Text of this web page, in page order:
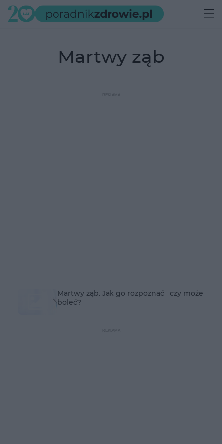
martwy ząb
Martwy ząb. Jak go rozpoznać i czy może
boleć?